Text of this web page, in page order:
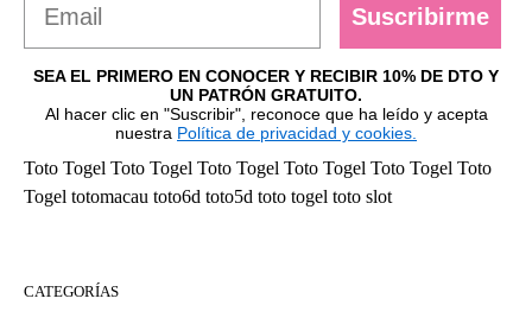
Suscribirme
SEA EL PRIMERO EN CONOCER Y RECIBIR 10% DE DTO Y
UN PATRÓN GRATUITO.
Al hacer clic en "Suscribir", reconoce que ha leído y acepta
nuestra Política de privacidad y cookies.
Toto Togel Toto Togel Toto Togel Toto Togel Toto Togel Toto
Togel totomacau toto6d toto5d toto togel toto slot
CATEGORÍAS